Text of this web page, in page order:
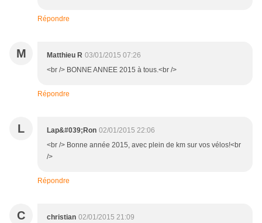
Répondre
M Matthieu R 03/01/2015 07:26
<br /> BONNE ANNEE 2015 à tous.<br />
Répondre
L Lap&#039;Ron 02/01/2015 22:06
<br /> Bonne année 2015, avec plein de km sur vos vélos!<br
/>
Répondre
C christian 02/01/2015 21:09